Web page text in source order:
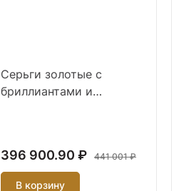
Серьги золотые с
бриллиантами и
396 900.90 ₽ 441 001 ₽
В корзину